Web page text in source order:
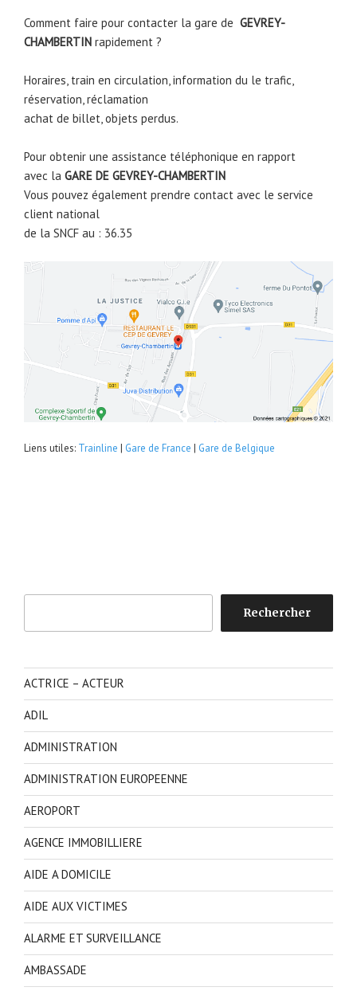
Comment faire pour contacter la gare de GEVREY-
CHAMBERTIN rapidement ?
Horaires, train en circulation, information du le trafic,
réservation, réclamation
achat de billet, objets perdus.
Pour obtenir une assistance téléphonique en rapport
avec la GARE DE GEVREY-CHAMBERTIN
Vous pouvez également prendre contact avec le service
client national
de la SNCF au : 36.35
Liens utiles: Trainline | Gare de France | Gare de Belgique
Rechercher
ACTRICE – ACTEUR
ADIL
ADMINISTRATION
ADMINISTRATION EUROPEENNE
AEROPORT
AGENCE IMMOBILLIERE
AIDE A DOMICILE
AIDE AUX VICTIMES
ALARME ET SURVEILLANCE
AMBASSADE